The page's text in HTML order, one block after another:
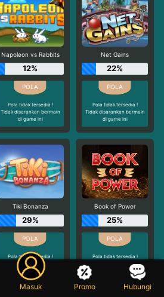
Napoleon vs Rabbits
12%
Pola tidak tersedia !
Tidak disarankan bermain
di game ini
Net Gains
22%
Pola tidak tersedia !
Tidak disarankan bermain
di game ini
Tiki Bonanza
29%
Pola tidak tersedia !
Tidak disarankan bermain
di game ini
Book of Power
25%
Pola tidak tersedia !
Tidak disarankan bermain
Masuk Promo Hubungi